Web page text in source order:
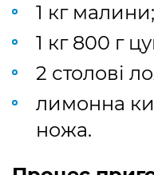
1 кг малини;
1 кг 800 г
2 столові
лимонна
ножа.